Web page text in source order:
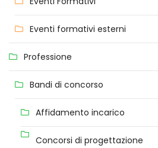
Eventi formativi esterni
Professione
Bandi di concorso
Affidamento incarico
Concorsi di progettazione